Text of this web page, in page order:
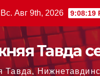
Вс. Авг 9th, 2026 9:08:20
Тавда
Тавда,